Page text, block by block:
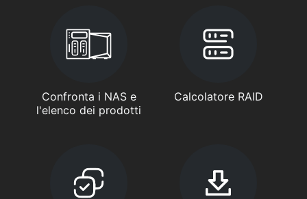
Confronta i NAS e
l'elenco dei prodotti
Calcolatore RAID